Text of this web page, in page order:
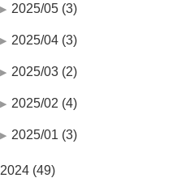
2025/05 (3)
2025/04 (3)
2025/03 (2)
2025/02 (4)
2025/01 (3)
2024 (49)